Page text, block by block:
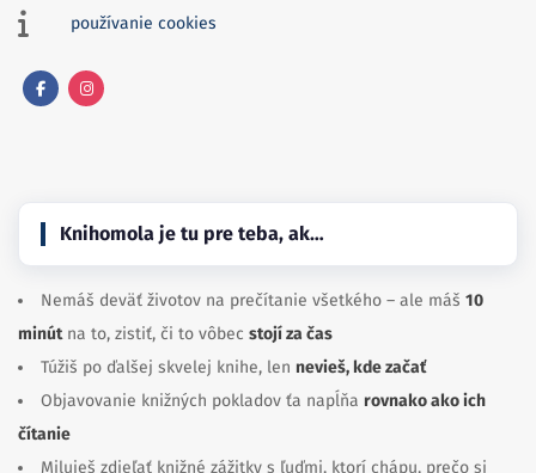
používanie cookies
Knihomola je tu pre teba, ak…
Nemáš deväť životov na prečítanie všetkého – ale máš 10
minútna to, zistiť, či to vôbec stojí za čas
Túžiš po ďalšej skvelej knihe, len nevieš, kde začať
Objavovanie knižných pokladov ťa napĺňa rovnako ako ich
čítanie
Miluješ zdieľať knižné zážitky s ľuďmi, ktorí chápu, prečo si